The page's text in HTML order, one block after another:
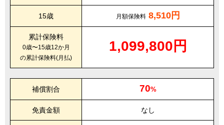
15歳 月額保険料 8,510円
累計保険料
0歳〜15歳12か月
の累計保険料(月払)
1,099,800円
補償割合 70%
免責金額 なし